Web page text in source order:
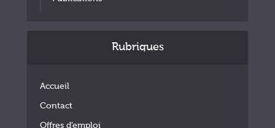
Rubriques
Accueil
Contact
Offres d’emploi